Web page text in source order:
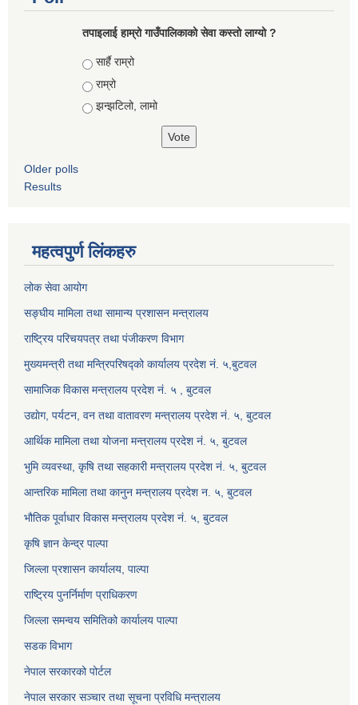
तपाइलाई हाम्रो गाउँपालिकाको सेवा कस्तो लाग्यो ?
Choices
सार्है राम्रो
राम्रो
झन्झटिलो, लामो
Older polls
Results
महत्वपुर्ण लिंकहरु
लोक सेवा आयोग
सङ्घीय मामिला तथा सामान्य प्रशासन मन्त्रालय
राष्ट्रिय परिचयपत्र तथा पंजीकरण विभाग
मुख्यमन्त्री तथा मन्त्रिपरिषद्को कार्यालय प्रदेश नं. ५,बुटवल
सामाजिक विकास मन्त्रालय प्रदेश नं. ५ , बुटवल
उद्याेग, पर्यटन, वन तथा वातावरण मन्त्रालय प्रदेश नं. ५, बुटवल
आर्थिक मामिला तथा योजना मन्त्रालय प्रदेश नं. ५, बुटवल
भुमि व्यवस्था, कृषि तथा सहकारी मन्त्रालय प्रदेश नं. ५, बुटवल
आन्तरिक मामिला तथा कानुन मन्त्रालय प्रदेश न. ५, बुटवल
भौतिक पूर्वाधार विकास मन्त्रालय प्रदेश नं. ५, बुटवल
कृषि ज्ञान केन्द्र पाल्पा
जिल्ला प्रशासन कार्यालय, पाल्पा
राष्ट्रिय पुनर्निर्माण प्राधिकरण
जिल्ला समन्वय समितिको कार्यालय पाल्पा
सडक विभाग
नेपाल सरकारको पोर्टल
नेपाल सरकार सञ्‍चार तथा सूचना प्रविधि मन्त्रालय